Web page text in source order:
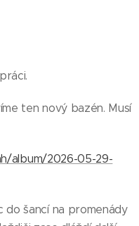
ten nový bazén. Musí
album/2026-05-29-
šancí na promenády